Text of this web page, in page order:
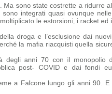
sono state costrette a ridurre al
integrati quasi ovunque
le estorsioni, i racket ed
droga e l’esclusione dai
la mafia riacquisti quella
degli anni 70 con il monopolio
post- COVID e dai fondi
a Falcone lungo gli anni 90. E